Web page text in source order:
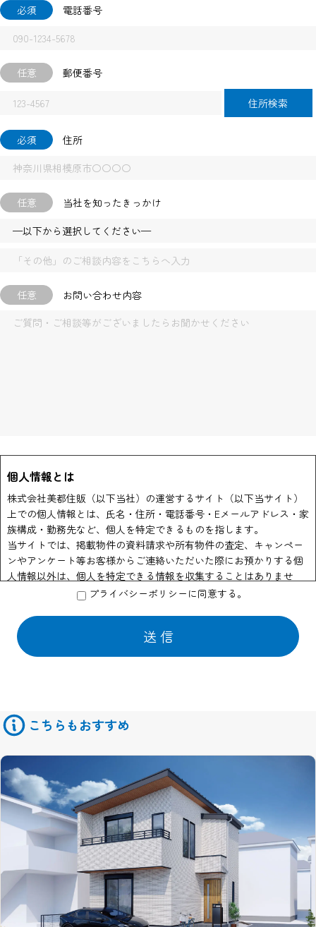
必須 電話番号
任意 郵便番号
住所検索
必須 住所
任意 当社を知ったきっかけ
任意 お問い合わせ内容
個人情報とは
株式会社美都住販（以下当社）の運営するサイト（以下当サイト）
上での個人情報とは、氏名・住所・電話番号・Eメールアドレス・家
族構成・勤務先など、個人を特定できるものを指します。
当サイトでは、掲載物件の資料請求や所有物件の査定、キャンペー
ンやアンケート等お客様からご連絡いただいた際にお預かりする個
人情報以外は、個人を特定できる情報を収集することはありませ
個人情報の利用
当社はお客様からのお申し出により物件資料の送付、会員情報誌や
商品の発送などの為に他の会社に業務の一部を委託する場合があり
ていただくことがあります。
このような情報提供を希望されないお客様は、ご面倒でも当サイト
当社はセキュリティに関して収集した個人情報は、適切な管理のも
とで安全に保管し、不正アクセス、紛失、破壊、改竄、漏洩等から
保護するための対策を講じ、業務の委託先にもこれを徹底するよう
指導いたします。
個人情報の開示
当社がお預かりした個人情報は、下記のいずれかに該当する場合を
除いていかなる第三者にも開示いたしません。
１、お客様の同意がある場合。
２、法令の規定に基づく、裁判所等の命令・請求によるとき。
３、警察等の捜査協力のため。
プライバシーポリシーに同意する。
こちらもおすすめ